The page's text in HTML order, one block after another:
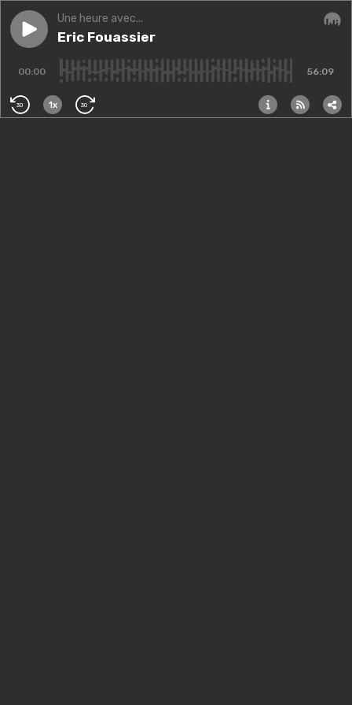
Play episodeEric Fouassier
Une heure avec...
Eric Fouassier
00:00 56:09
30 1x 30